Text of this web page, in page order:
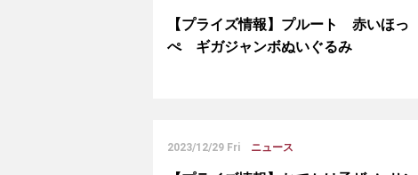
【プライズ情報】プルート 赤いほっ
ぺ ギガジャンボぬいぐるみ
2023/12/29 Fri ニュース